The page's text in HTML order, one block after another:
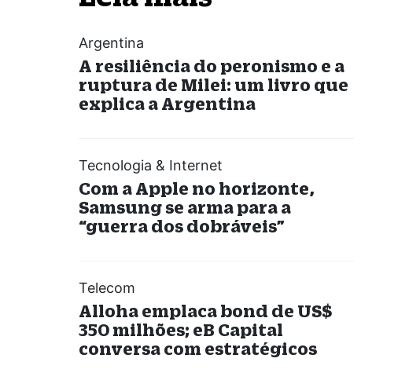
Argentina
A resiliência do peronismo e a
ruptura de Milei: um livro que
explica a Argentina
Tecnologia & Internet
Com a Apple no horizonte,
Samsung se arma para a
“guerra dos dobráveis”
Telecom
Alloha emplaca bond de US$
350 milhões; eB Capital
conversa com estratégicos